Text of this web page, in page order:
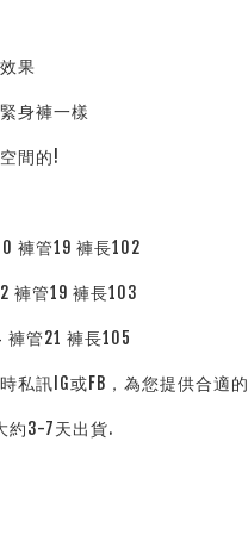
果
身褲一樣
間的!
褲管19 褲長102
19 褲長103
褲長105
私訊IG或FB，為您提供合適的
約3-7天出貨.